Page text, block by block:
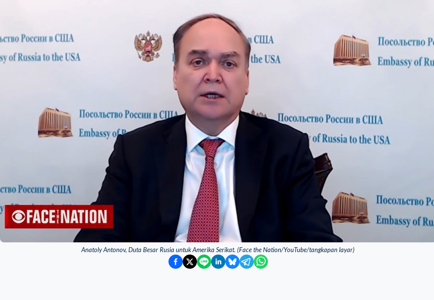
Anatoly Antonov, Duta Besar Rusia untuk Amerika Serikat. (Face the Nation/YouTube/tangkapan layar)